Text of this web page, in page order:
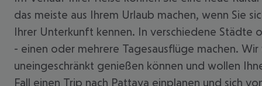
das meiste aus Ihrem Urlaub machen, wenn Sie
Ihrer Unterkunft kennen. In verschiedene Städte
- einen oder mehrere Tagesausflüge machen.
uneingeschränkt genießen können und wollen
Fall einen Trip nach Pattaya einplanen und sich